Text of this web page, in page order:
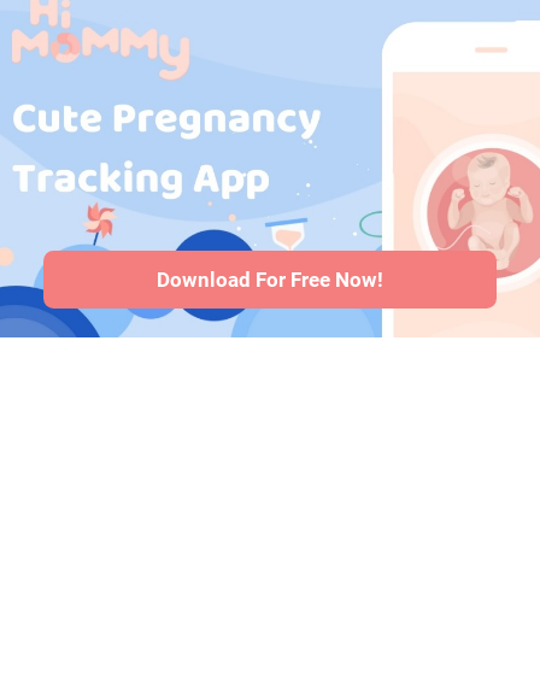
Medikamente
während der
Schwangerschaft·
Gesundheitsprobleme
bei Babys·Artikel ·
Redaktionelle
Richtlinie
Korea
Download For Free Now!